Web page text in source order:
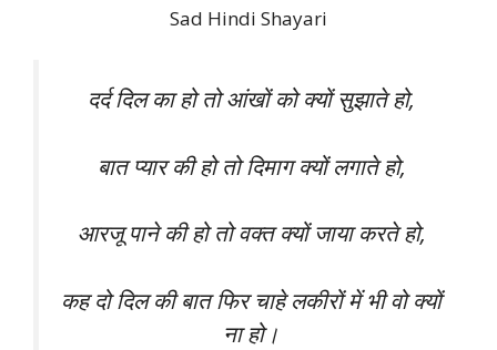
Sad Hindi Shayari
दर्द दिल का हो तो आंखों को क्यों सुझाते हो,
बात प्यार की हो तो दिमाग क्यों लगाते हो,
आरजू पाने की हो तो वक्त क्यों जाया करते हो,
कह दो दिल की बात फिर चाहे लकीरों में भी वो क्यों
ना हो।